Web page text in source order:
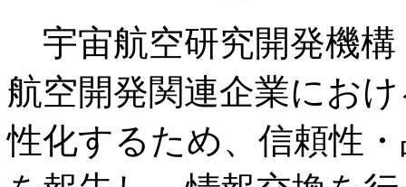
宇宙航空研究開発機構
航空開発関連企業にお
性化するため、信頼性